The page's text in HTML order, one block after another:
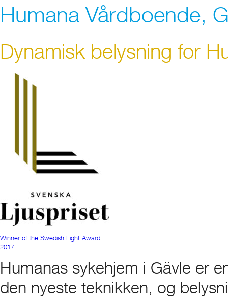
Humana Vårdboende,
Dynamisk belysning for
Winner of the Swedish Light Award
2017.
Humanas sykehjem i Gävle er
den nyeste teknikken, og